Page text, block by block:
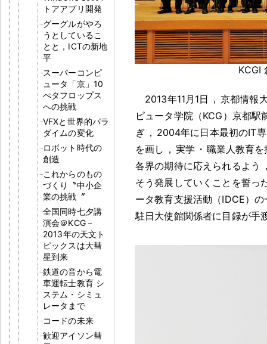
トアアプリ開発
グーグルがやろ
うとしているこ
とと，ICTの新地
平
スーパーコンピ
ュータ「京」10
ぺタフロップス
への挑戦
VFXと世界的パラ
ダイムの変化
ロボット時代の
創造
これからのもの
づくり〝中小企
業の挑戦〞
全国同時七夕講
演会＠KCG－
2013年の天文ト
ピックスは大彗
星到来
鉄道の音から電
車運転士教育 シ
ステム・シミュ
レータまで
コードの未来
歓迎アイソン彗
KCGI
2013年11月1日 ， 京都情報
ピュータ学院（KCG）京都
ぎ ， 2004年に日本最初のIT
を画し ， 実学 ・ 職業人教育
各界の期待に応えられるよう
そう発展していくことを誓っ
ータ教育支援活動（IDCE）
駐日大使館関係者に目録が手